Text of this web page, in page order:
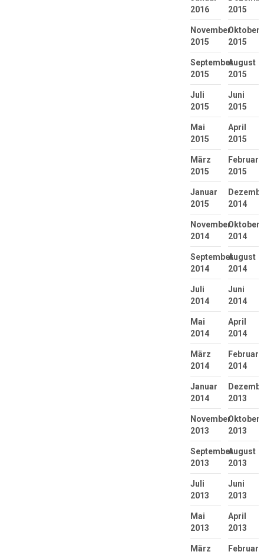
2016
2015
November
2015
Oktober
2015
September
2015
August
2015
Juli
2015
Juni
2015
Mai
2015
April
2015
März
2015
Februar
2015
Januar
2015
2014
November
2014
Oktober
2014
September
2014
August
2014
Juli
2014
Juni
2014
Mai
2014
April
2014
März
2014
Februar
2014
Januar
2014
2013
November
2013
Oktober
2013
September
2013
August
2013
Juli
2013
Juni
2013
Mai
2013
April
2013
März
Februar